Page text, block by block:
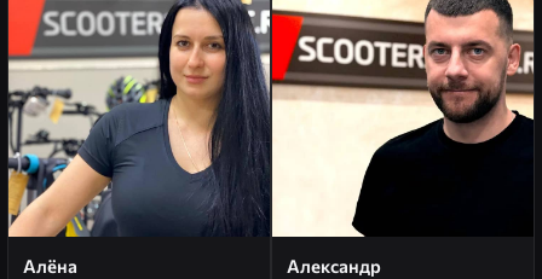
Алёна Александр